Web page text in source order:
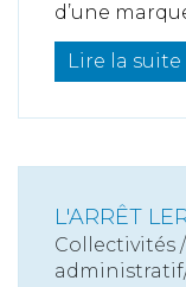
d’une
Lire la suite
L'ARRÊT
Collectivités /